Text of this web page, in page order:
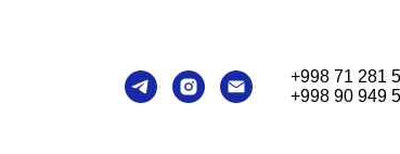
+998 71 281
+998 90 949